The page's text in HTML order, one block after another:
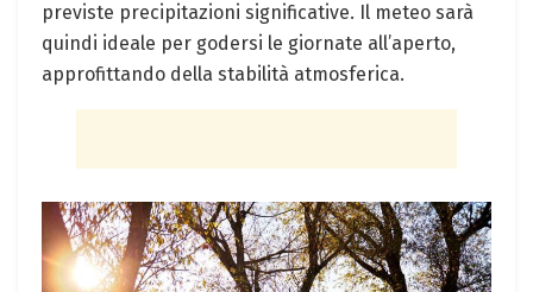
previste precipitazioni significative. Il meteo sarà
quindi ideale per godersi le giornate all’aperto,
approfittando della stabilità atmosferica.